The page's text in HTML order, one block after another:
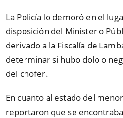
La Policía lo demoró en el
disposición del Ministerio
derivado a la Fiscalía de
determinar si hubo dolo o
del chofer.
En cuanto al estado del
reportaron que se